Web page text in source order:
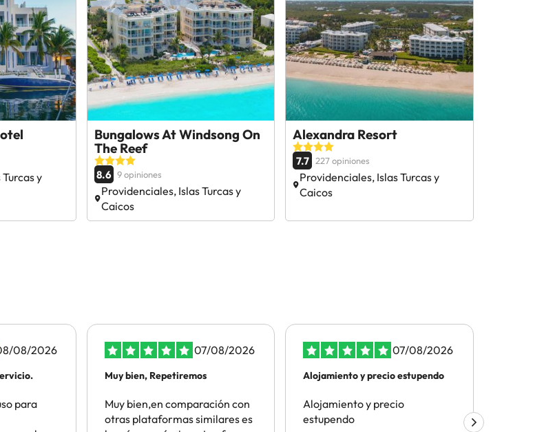
y
Bungalows At Windsong On
The Reef
8.6 9 opiniones
Providenciales, Islas Turcas y
Caicos
Alexandra Resort
7.7 227 opiniones
Providenciales, Islas Turcas y
Caicos
08/2026
para
07/08/2026
Muy bien, Repetiremos
Muy bien,en comparación con
otras plataformas similares es
07/08/2026
Alojamiento y precio estupendo
Alojamiento y precio
estupendo